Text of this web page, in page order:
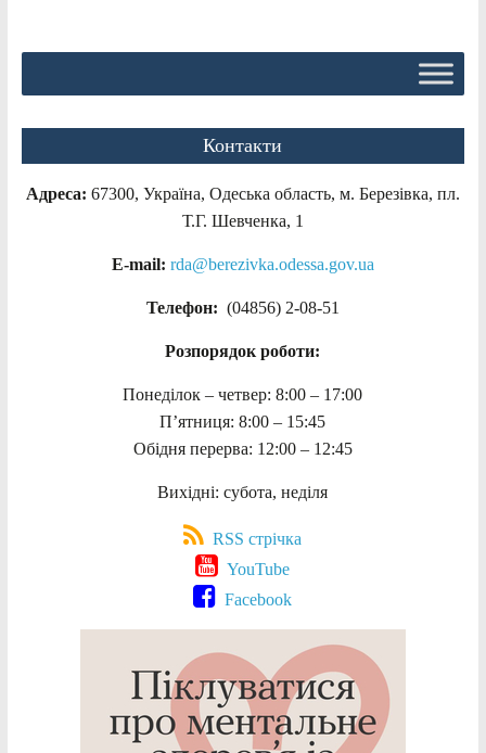
Контакти
Адреса: 67300, Україна, Одеська область, м. Березівка, пл.
Т.Г. Шевченка, 1
E-mail: rda@berezivka.odessa.gov.ua
Телефон: (04856) 2-08-51
Розпорядок роботи:
Понеділок – четвер: 8:00 – 17:00
П’ятниця: 8:00 – 15:45
Обідня перерва: 12:00 – 12:45
Вихідні: субота, неділя
RSS стрічка
YouTube
Facebook